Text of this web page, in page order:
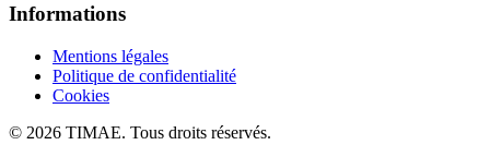
Informations
Mentions légales
Politique de confidentialité
Cookies
© 2026 TIMAE. Tous droits réservés.